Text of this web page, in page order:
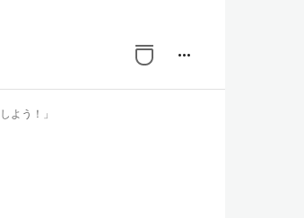
more_horiz
よう！」